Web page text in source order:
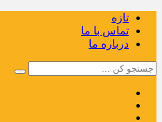
تازه
تماس با ما
درباره ما